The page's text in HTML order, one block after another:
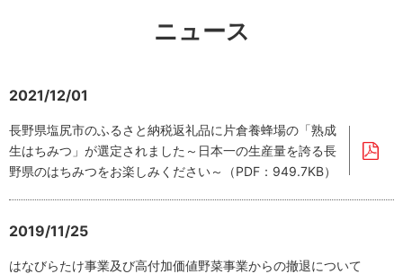
ニュース
2021/12/01
長野県塩尻市のふるさと納税返礼品に片倉養蜂場の「熟成
生はちみつ」が選定されました～日本一の生産量を誇る長
野県のはちみつをお楽しみください～（PDF：949.7KB）
2019/11/25
はなびらたけ事業及び高付加価値野菜事業からの撤退について